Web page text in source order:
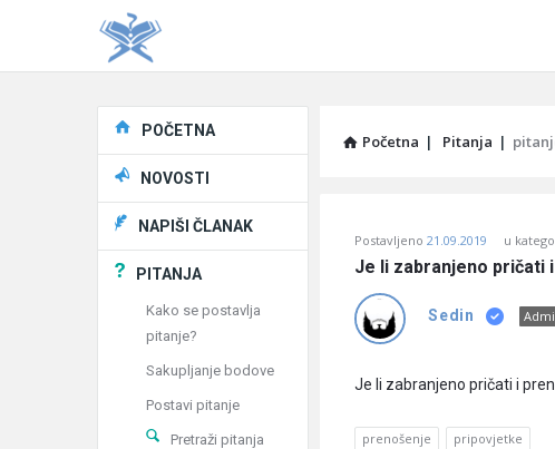
Početna | Pitanja |
Učene
Latest
Pitanja
Postavljeno 21.09.2019 u
Je li zabranjeno
Sedin
Je li zabranjeno pričati i
prenošenje pripovjetke
Explore
POČETNA
NOVOSTI
NAPIŠI ČLANAK
PITANJA
Kako se postavlja
pitanje?
Sakupljanje bodove
Postavi pitanje
Pretraži pitanja